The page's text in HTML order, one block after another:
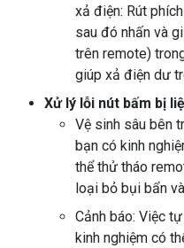
xả điện: Rút
sau đó nhấn và
trên remote)
giúp xả điện dư
Xử lý lỗi nút bấm bị
Vệ sinh sâu bên
bạn có kinh
thể thử tháo
loại bỏ bụi bẩn
Cảnh báo: Việc
kinh nghiệm có